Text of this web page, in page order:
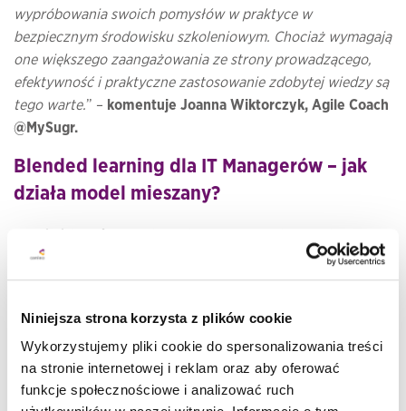
Niniejsza strona korzysta z plików cookie
Wykorzystujemy pliki cookie do spersonalizowania treści
na stronie internetowej i reklam oraz aby oferować
funkcje społecznościowe i analizować ruch
wypróbowania swoich pomysłów w praktyce w
bezpiecznym środowisku szkoleniowym. Chociaż wymagają
one większego zaangażowania ze strony prowadzącego,
efektywność i praktyczne zastosowanie zdobytej wiedzy są
tego warte.” – komentuje Joanna Wiktorczyk, Agile Coach
@MySugr.
Blended learning dla IT Managerów – jak
działa model mieszany?
sesjami na żywo – oferując idealną równowagę między
elastycznością a bezpośrednim zaangażowaniem.
Uczestnik najpierw zapoznaje się z materiałem online, a
następnie bierze udział w praktycznym warsztacie. To model
szczególnie ceniony w środowisku IT – umożliwia transfer
wiedzy bez przerywania pracy zespołu.